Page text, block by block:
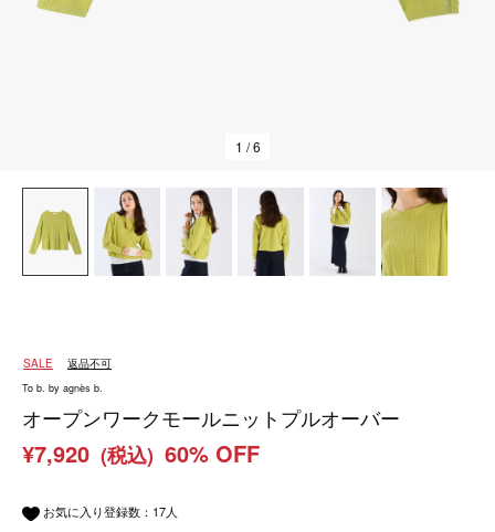
1 / 6
SALE 返品不可
To b. by agnès b.
オープンワークモールニットプルオーバー
¥7,920 (税込) 60% OFF
お気に入り登録数： 17人